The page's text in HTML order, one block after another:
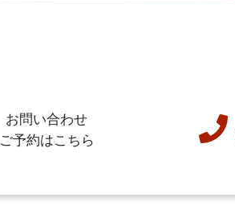
お問い合わせ
ご予約はこちら